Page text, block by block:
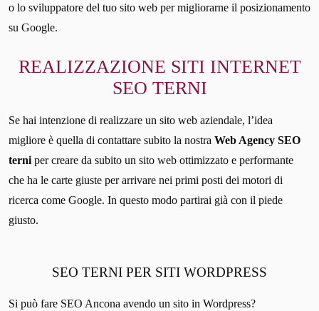
o lo sviluppatore del tuo sito web per migliorarne il posizionamento
su Google.
REALIZZAZIONE SITI INTERNET
SEO TERNI
Se hai intenzione di realizzare un sito web aziendale, l’idea
migliore è quella di contattare subito la nostra Web Agency SEO
terni per creare da subito un sito web ottimizzato e performante
che ha le carte giuste per arrivare nei primi posti dei motori di
ricerca come Google. In questo modo partirai già con il piede
giusto.
SEO TERNI PER SITI WORDPRESS
Si può fare SEO Ancona avendo un sito in Wordpress?